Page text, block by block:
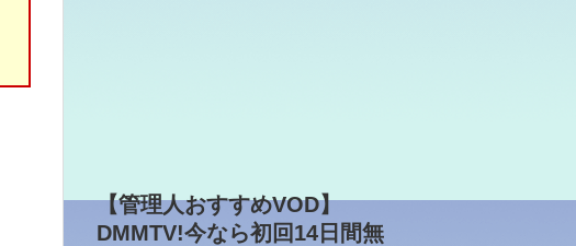
【管理人おすすめVOD】
DMMTV!今なら初回14日間無